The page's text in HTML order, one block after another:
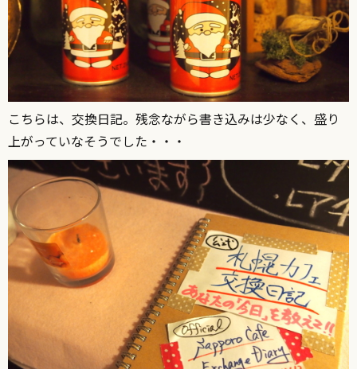
こちらは、交換日記。残念ながら書き込みは少なく、盛り
上がっていなそうでした・・・